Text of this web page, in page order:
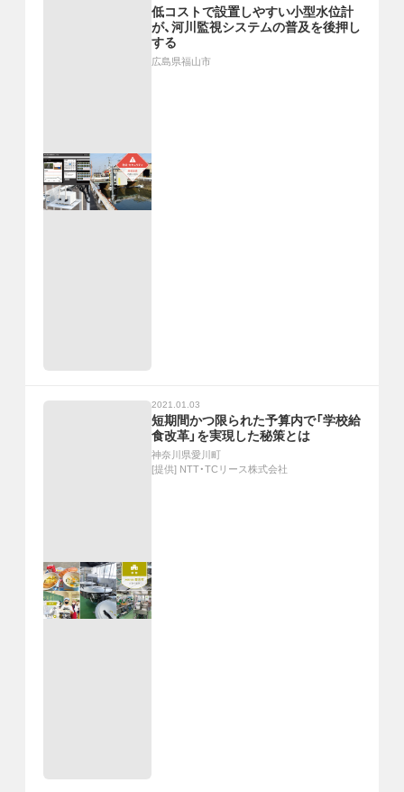
低コストで設置しやすい小型水位計
が、河川監視システムの普及を後押し
する
広島県福山市
2021.01.03
短期間かつ限られた予算内で「学校給
食改革」を実現した秘策とは
神奈川県愛川町
[提供] NTT・TCリース株式会社